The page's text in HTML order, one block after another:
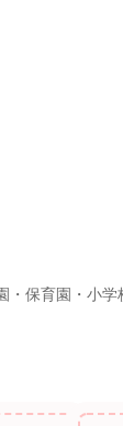
保育園・小学